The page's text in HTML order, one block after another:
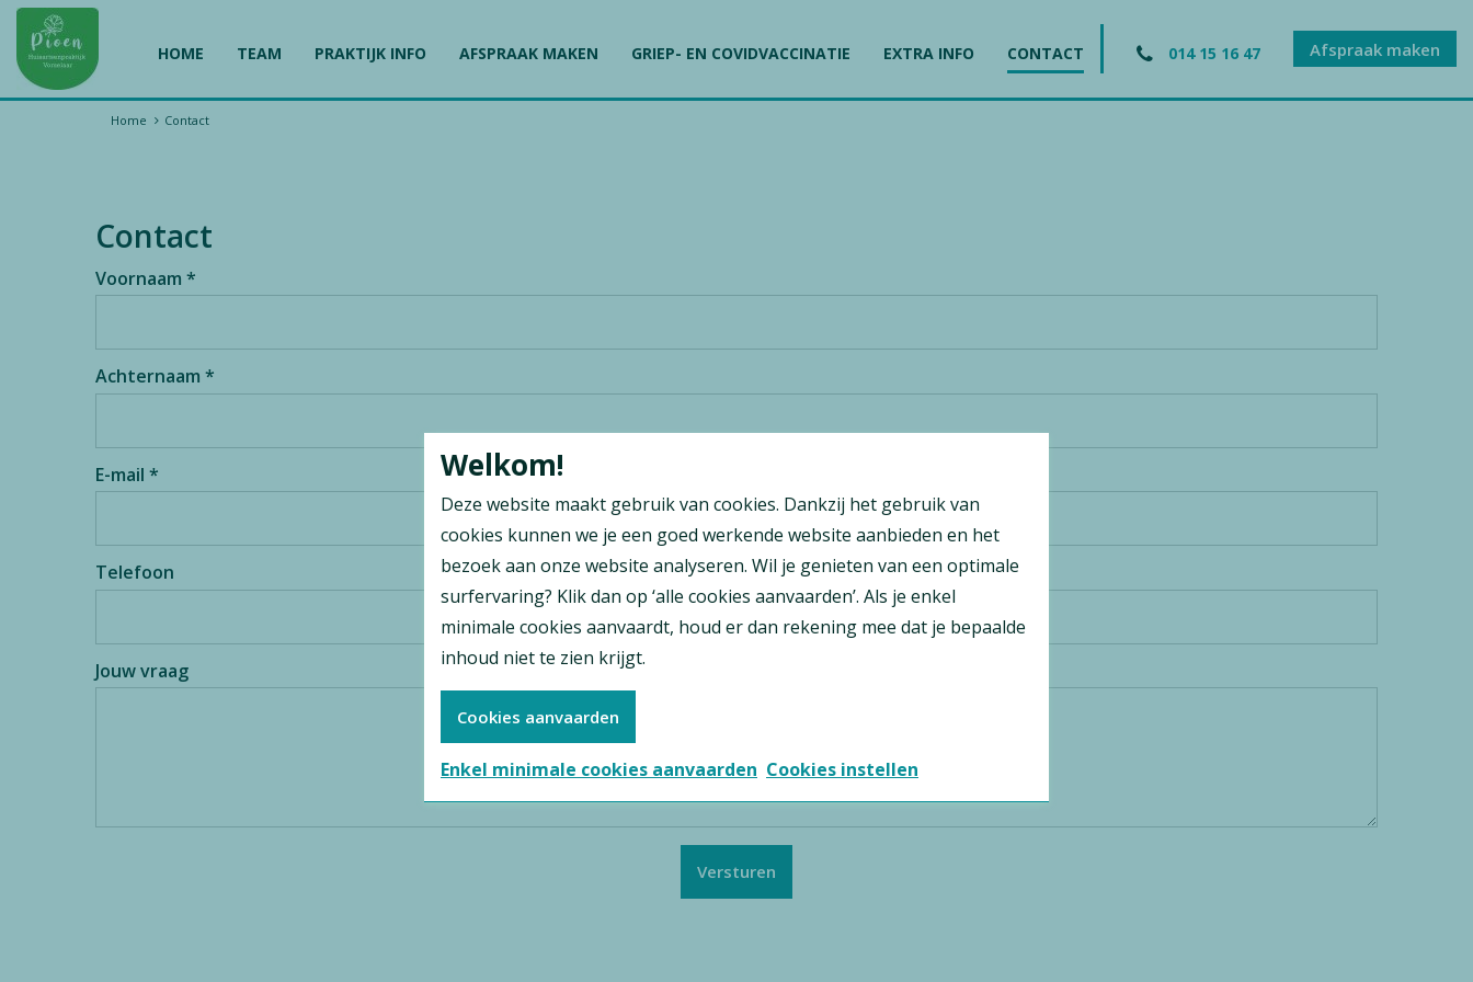
HOME TEAM PRAKTIJK INFO AFSPRAAK MAKEN GRIEP- EN COVIDVACCINATIE EXTRA INFO CONTACT 014 15 16 47 Afspraak maken
Home Contact
Contact
Voornaam *
Achternaam *
E-mail *
Telefoon
Jouw vraag
Versturen
Welkom!
Deze website maakt gebruik van cookies. Dankzij het gebruik van
cookies kunnen we je een goed werkende website aanbieden en het
bezoek aan onze website analyseren. Wil je genieten van een optimale
surfervaring? Klik dan op ‘alle cookies aanvaarden’. Als je enkel
minimale cookies aanvaardt, houd er dan rekening mee dat je bepaalde
inhoud niet te zien krijgt.
Cookies aanvaarden
Enkel minimale cookies aanvaarden Cookies instellen